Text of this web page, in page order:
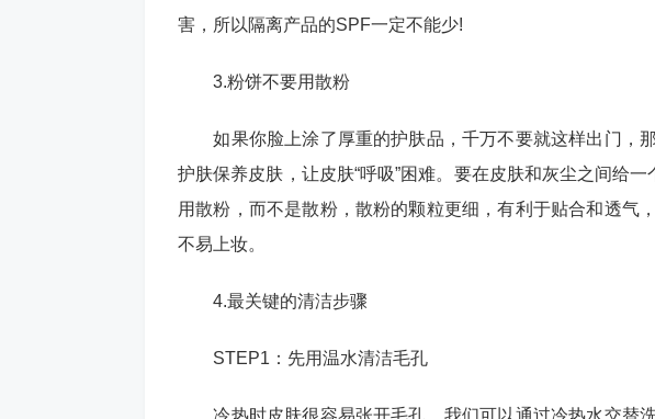
害，所以隔离产品的SPF一定不能少!
3.粉饼不要用散粉
如果你脸上涂了厚重的护肤品，千万不要就这样出门，
护肤保养皮肤，让皮肤“呼吸”困难。要在皮肤和灰尘之间给
用散粉，而不是散粉，散粉的颗粒更细，有利于贴合和透气
不易上妆。
4.最关键的清洁步骤
STEP1：先用温水清洁毛孔
冷热时皮肤很容易张开毛孔。我们可以通过冷热水交替